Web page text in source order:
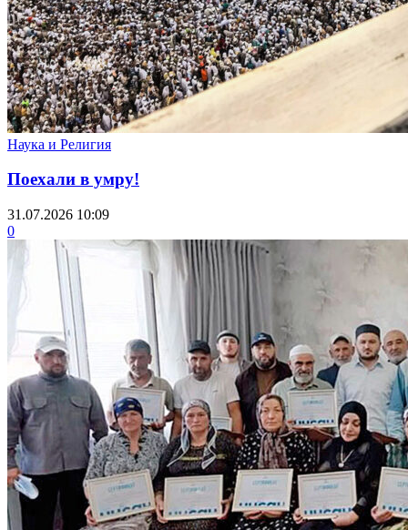
Наука и Религия
Поехали в умру!
31.07.2026 10:09
0